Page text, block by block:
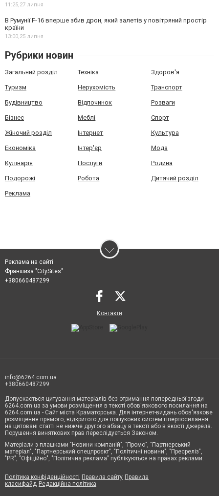
11:25, 27 липня
В Румунії F-16 вперше збив дрон, який залетів у повітряний простір
країни
13:00, 25 липня
Рубрики новин
Загальний розділ Техніка Здоров'я
Туризм Нерухомість Транспорт
Будівництво Відпочинок Розваги
Бізнес Меблі Спорт
Жіночий розділ Інтернет Культура
Економіка Інтер'єр Мода
Кулінарія Послуги Родина
Подорожі Робота Дитячий розділ
Реклама
Реклама на сайті
Франшиза "CitySites"
+380660487299
Контакти
info@6264.com.ua
+380660487299
Допускається цитування матеріалів без отримання попередньої згоди
6264.com.ua за умови розміщення в тексті обов'язкового посилання на
6264.com.ua - Сайт міста Краматорська. Для інтернет-видань обов'язкове
розміщення прямого, відкритого для пошукових систем гіперпосилання
на цитовані статті не нижче другого абзацу в тексті або в якості джерела.
Порушення виняткових прав переслідується Законом.
Матеріали з плашками "Новини компаній", "Промо", "Партнерський
матеріал", "Партнерський спецпроєкт", "Політичні новини", "Пресреліз",
"PR", "Офіційно", "Політична реклама" публікуються на правах реклами.
Політика конфіденційності Правила сайту Правила
класифайд Редакційна політика